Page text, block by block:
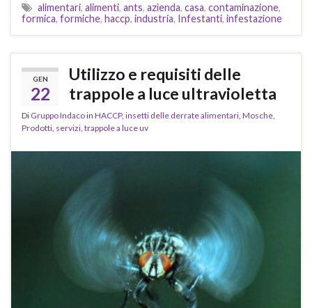
alimentari, alimenti, ants, azienda, casa, contaminazione,
formica, formiche, haccp, industria, Infestanti, infestazione
GEN
22
Utilizzo e requisiti delle
trappole a luce ultravioletta
Di Gruppo Indacoin HACCP, insetti delle derrate alimentari, Mosche,
Prodotti, servizi, trappole a luce uv